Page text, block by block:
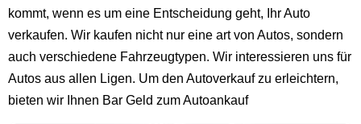
kommt, wenn es um eine Entscheidung geht, Ihr Auto
verkaufen. Wir kaufen nicht nur eine art von Autos, sondern
auch verschiedene Fahrzeugtypen. Wir interessieren uns für
Autos aus allen Ligen. Um den Autoverkauf zu erleichtern,
bieten wir Ihnen Bar Geld zum Autoankauf